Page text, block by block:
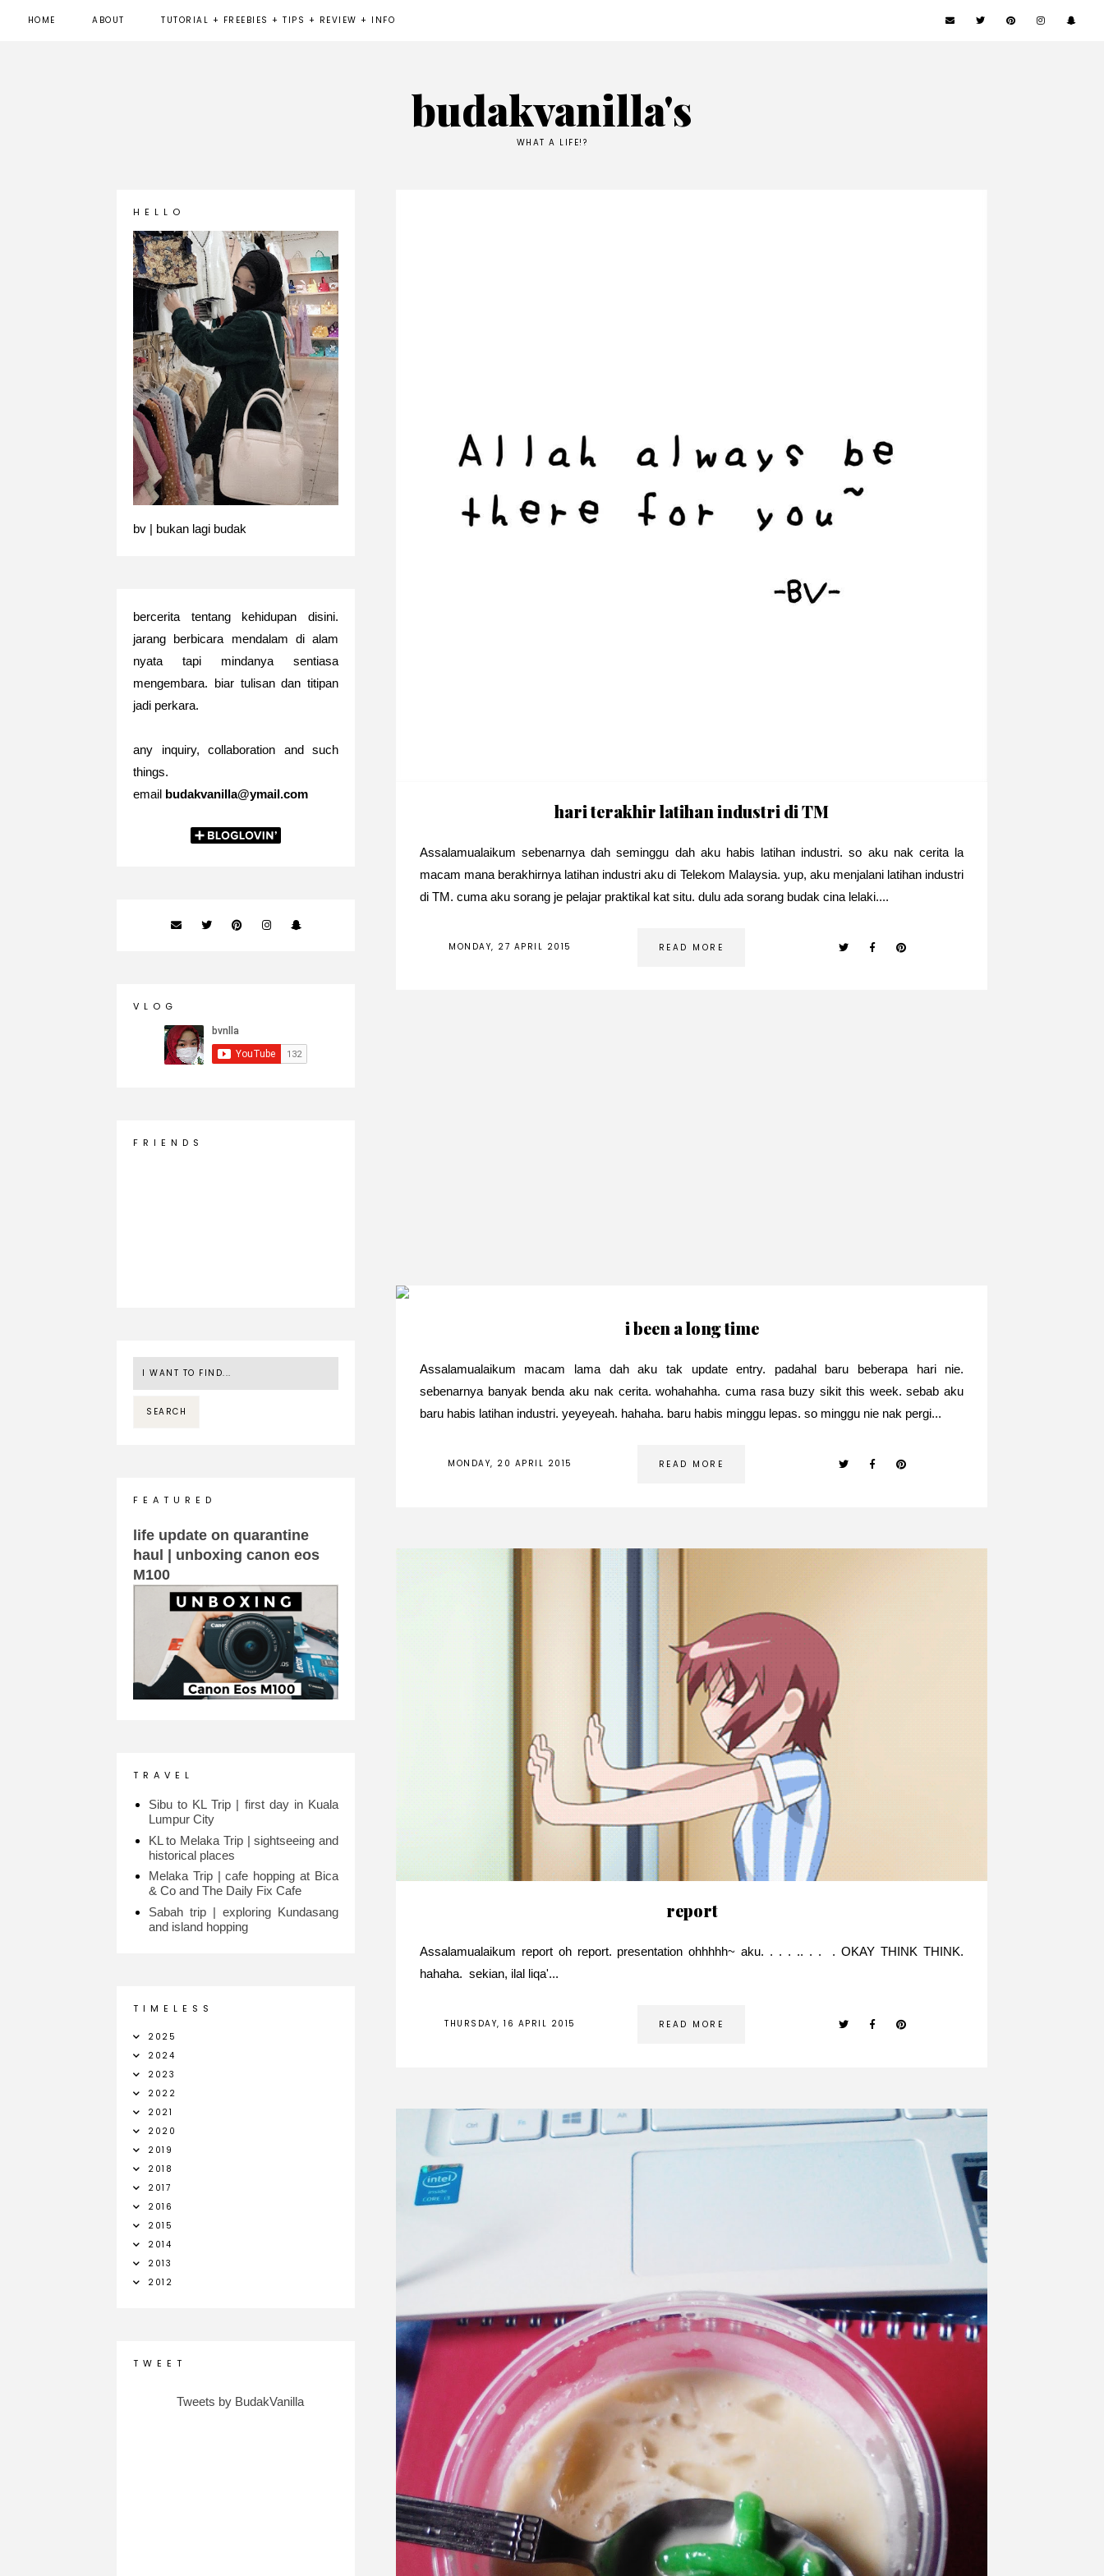
HOME ABOUT TUTORIAL + FREEBIES + TIPS + REVIEW + INFO
budakvanilla's
WHAT A LIFE!?
hari terakhir latihan industri di TM
Assalamualaikum sebenarnya dah seminggu dah aku habis latihan industri. so aku nak cerita la
macam mana berakhirnya latihan industri aku di Telekom Malaysia. yup, aku menjalani latihan industri
di TM. cuma aku sorang je pelajar praktikal kat situ. dulu ada sorang budak cina lelaki....
MONDAY, 27 APRIL 2015 READ MORE
i been a long time
Assalamualaikum macam lama dah aku tak update entry. padahal baru beberapa hari nie.
sebenarnya banyak benda aku nak cerita. wohahahha. cuma rasa buzy sikit this week. sebab aku
baru habis latihan industri. yeyeyeah. hahaha. baru habis minggu lepas. so minggu nie nak pergi...
MONDAY, 20 APRIL 2015 READ MORE
report
Assalamualaikum report oh report. presentation ohhhhh~ aku. . . . .. . . . OKAY THINK THINK.
hahaha. sekian, ilal liqa'...
THURSDAY, 16 APRIL 2015 READ MORE
H E L L O
bv | bukan lagi budak
bercerita tentang kehidupan disini.
jarang berbicara mendalam di alam
nyata tapi mindanya sentiasa
mengembara. biar tulisan dan titipan
jadi perkara.
any inquiry, collaboration and such
things.
email budakvanilla@ymail.com
V L O G
F R I E N D S
F E A T U R E D
life update on quarantine
haul | unboxing canon eos
M100
T R A V E L
Sibu to KL Trip | first day in Kuala
Lumpur City
KL to Melaka Trip | sightseeing and
historical places
Melaka Trip | cafe hopping at Bica
& Co and The Daily Fix Cafe
Sabah trip | exploring Kundasang
and island hopping
T I M E L E S S
2025
2024
2023
2022
2021
2020
2019
2018
2017
2016
2015
2014
2013
2012
T W E E T
Tweets by BudakVanilla